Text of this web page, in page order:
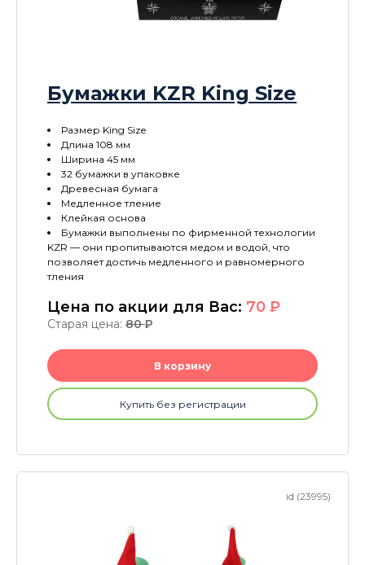
Бумажки KZR King Size
Размер King Size
Длина 108 мм
Ширина 45 мм
32 бумажки в упаковке
Древесная бумага
Медленное тление
Клейкая основа
Бумажки выполнены по фирменной технологии
KZR — они пропитываются медом и водой, что
позволяет достичь медленного и равномерного
тления
Цена по акции для Вас: 70 P
Старая цена: 80P
В корзину
Купить без регистрации
id (23995)